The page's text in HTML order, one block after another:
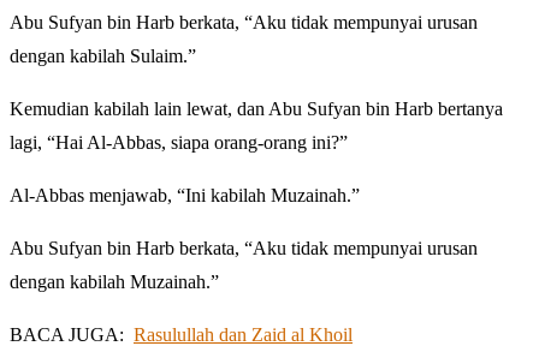
Abu Sufyan bin Harb berkata, “Aku tidak mempunyai urusan
dengan kabilah Sulaim.”
Kemudian kabilah lain lewat, dan Abu Sufyan bin Harb bertanya
lagi, “Hai Al-Abbas, siapa orang-orang ini?”
Al-Abbas menjawab, “Ini kabilah Muzainah.”
Abu Sufyan bin Harb berkata, “Aku tidak mempunyai urusan
dengan kabilah Muzainah.”
BACA JUGA: Rasulullah dan Zaid al Khoil